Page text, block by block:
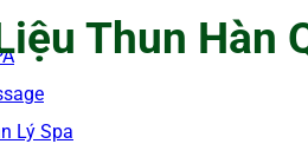
Lý Spa
Thun Hàn